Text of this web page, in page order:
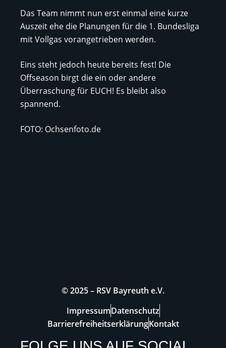
Das Team nimmt nun erst einmal eine kurze
Auszeit ehe die Planungen für die 1. Bundesliga
mit Vollgas vorangetrieben werden.
Eins steht jedoch heute bereits fest! Die
Offseason birgt die ein oder andere
Überraschung für EUCH! Es bleibt also
spannend.
FOTO: Ochsenfoto.de
© 2025 – RSV Bayreuth e.V.
ImpressumDatenschutz
BarrierefreiheitserklärungKontakt